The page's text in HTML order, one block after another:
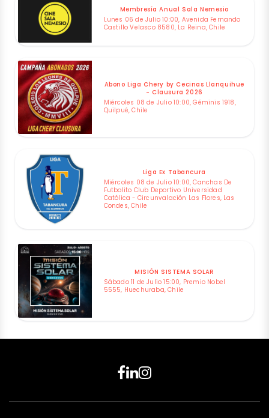
Membresía Anual Sala Nemesio
Lunes 06 de Julio 10:00, Avenida Fernando
Castillo Velasco 8580, La Reina, Chile
Abono Liga Chery by Cecinas Llanquihue
- Clausura 2026
Miércoles 08 de Julio 10:00, Géminis 1918,
Quilpué, Chile
Liga Ex Tabancura
Miércoles 08 de Julio 10:00, Canchas De
Futbolito Club Deportivo Universidad
Católica - Circunvalación Las Flores, Las
Condes, Chile
MISIÓN SISTEMA SOLAR
Sábado 11 de Julio 15:00, Premio Nobel
5555, Huechuraba, Chile